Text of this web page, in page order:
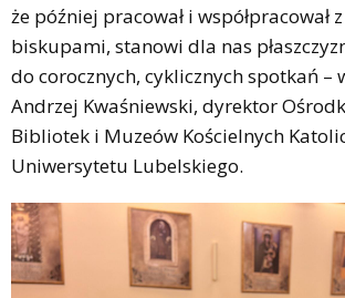
że później pracował i współpracował
biskupami, stanowi dla nas
do corocznych, cyklicznych spotkań –
Andrzej Kwaśniewski, dyrektor
Bibliotek i Muzeów Kościelnych
Uniwersytetu Lubelskiego.